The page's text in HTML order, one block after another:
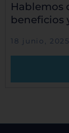
Hablemos
beneficios
18 junio, 2025